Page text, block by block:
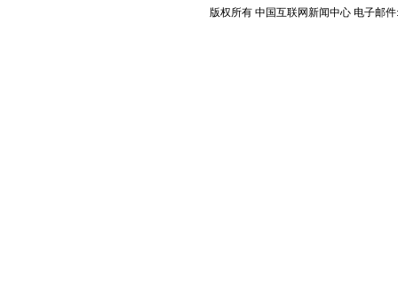
版权所有 中国互联网新闻中心 电子邮件: